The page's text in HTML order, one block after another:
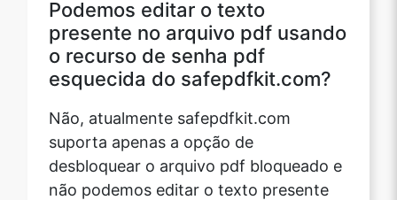
Podemos editar o texto
presente no arquivo pdf usando
o recurso de senha pdf
esquecida do safepdfkit.com?
Não, atualmente safepdfkit.com
suporta apenas a opção de
desbloquear o arquivo pdf bloqueado e
não podemos editar o texto presente